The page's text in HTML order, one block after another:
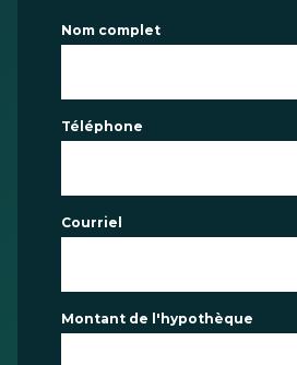
Nom complet
Téléphone
Courriel
Montant de l'hypothèque